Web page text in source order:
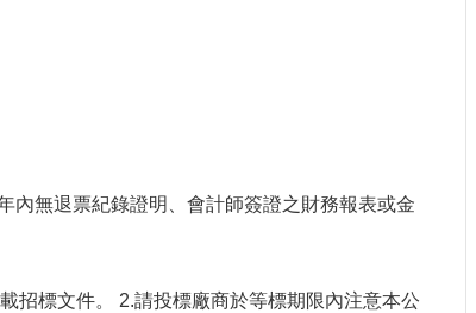
內無退票紀錄證明、會計師簽證之財務報表或金
招標文件。 2.請投標廠商於等標期限內注意本公